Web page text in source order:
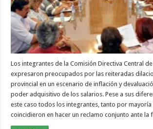
Los integrantes de la Comisión Directiva Central
expresaron preocupados por las reiteradas
provincial en un escenario de inflación y
poder adquisitivo de los salarios. Pese a sus
este caso todos los integrantes, tanto por
coincidieron en hacer un reclamo conjunto ante la